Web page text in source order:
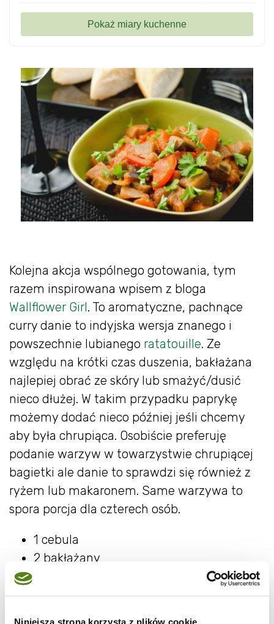
Niniejsza strona korzysta z plików cookie
Kolejna akcja wspólnego gotowania, tym
razem inspirowana wpisem z bloga
Wallflower Girl. To aromatyczne, pachnące
curry danie to indyjska wersja znanego i
powszechnie lubianego ratatouille. Ze
względu na krótki czas duszenia, bakłażana
najlepiej obrać ze skóry lub smażyć/dusić
nieco dłużej. W takim przypadku paprykę
możemy dodać nieco później jeśli chcemy
aby była chrupiąca. Osobiście preferuję
podanie warzyw w towarzystwie chrupiącej
bagietki ale danie to sprawdzi się również z
ryżem lub makaronem. Same warzywa to
spora porcja dla czterech osób.
1 cebula
2 bakłażany
8 pomidorów malinowych (lub 2 puszki